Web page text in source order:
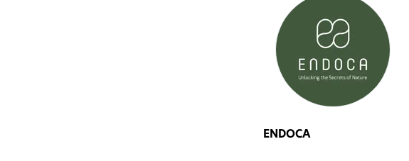
ENDOCA